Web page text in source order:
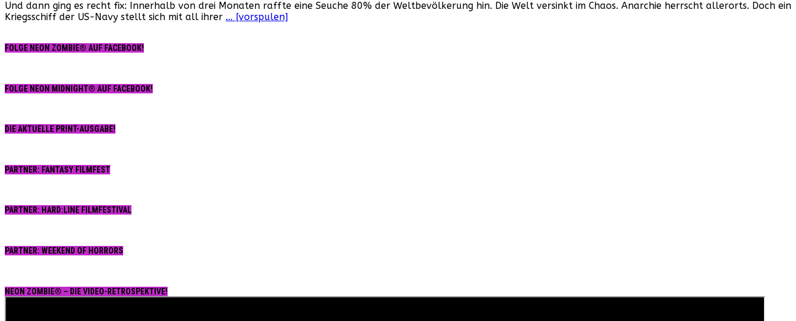
Ship,
The
Und dann ging es recht fix: Innerhalb von drei Monaten raffte eine Seuche 80% der Weltbevölkerung hin. Die Welt versinkt im Chaos. Anarchie herrscht allerorts. Doch ein
Kriegsschiff der US-Navy stellt sich mit all ihrer … [vorspulen]
FOLGE NEON ZOMBIE® AUF FACEBOOK!
FOLGE NEON MIDNIGHT® AUF FACEBOOK!
DIE AKTUELLE PRINT-AUSGABE!
PARTNER: FANTASY FILMFEST
PARTNER: HARD:LINE FILMFESTIVAL
PARTNER: WEEKEND OF HORRORS
NEON ZOMBIE® – DIE VIDEO-RETROSPEKTIVE!